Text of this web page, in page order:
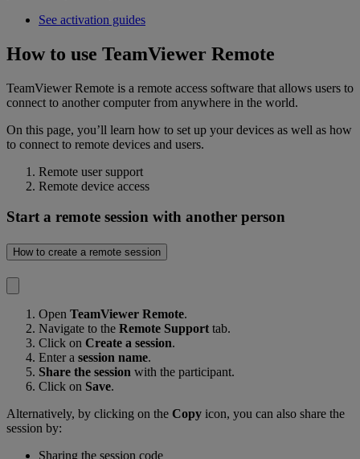
See activation guides
How to use TeamViewer Remote
TeamViewer Remote is a remote access software that allows users to
connect to another computer from anywhere in the world.
On this page, you’ll learn how to set up your devices as well as how
to connect to remote devices and users.
Remote user support
Remote device access
Start a remote session with another person
How to create a remote session
Open TeamViewer Remote.
Navigate to the Remote Support tab.
Click on Create a session.
Enter a session name.
Share the session with the participant.
Click on Save.
Alternatively, by clicking on the Copy icon, you can also share the
session by:
Sharing the session code